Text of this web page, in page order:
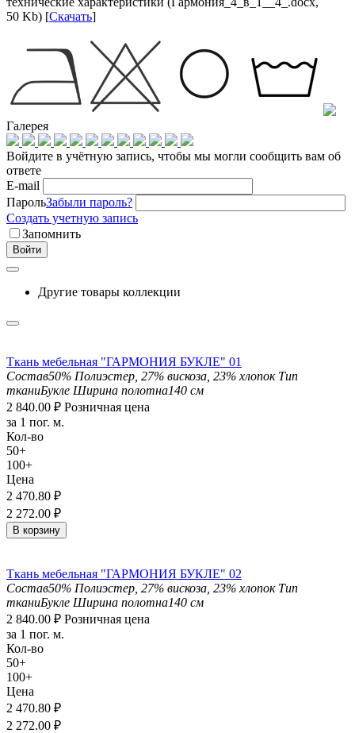
50 Kb) [Скачать]
Галерея
Войдите в учётную запись, чтобы мы могли сообщить вам об
ответе
E-mail
ПарольЗабыли пароль?
Создать учетную запись
Запомнить
Войти
Другие товары коллекции
Ткань мебельная "ГАРМОНИЯ БУКЛЕ" 01
Состав50% Полиэстер, 27% вискоза, 23% хлопок Тип
тканиБукле Ширина полотна140 см
2 840.00 ₽ Розничная цена
за 1 пог. м.
Кол-во
50+
100+
Цена
2 470.80 ₽
2 272.00 ₽
В корзину
Ткань мебельная "ГАРМОНИЯ БУКЛЕ" 02
Состав50% Полиэстер, 27% вискоза, 23% хлопок Тип
тканиБукле Ширина полотна140 см
2 840.00 ₽ Розничная цена
за 1 пог. м.
Кол-во
50+
100+
Цена
2 470.80 ₽
2 272.00 ₽